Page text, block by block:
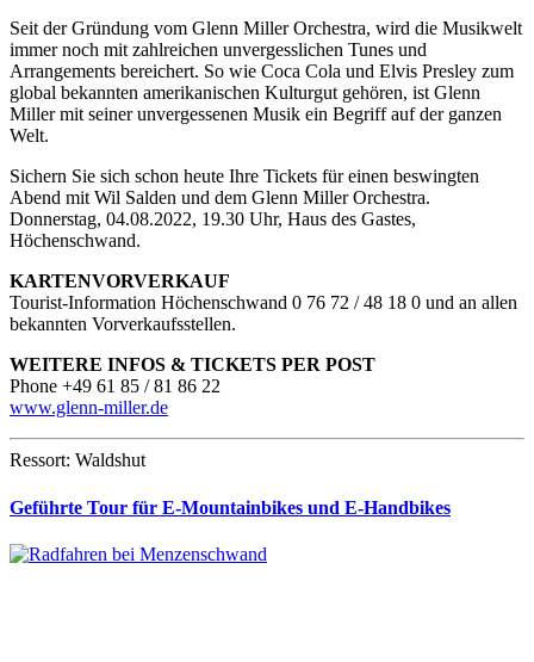
Seit der Gründung vom Glenn Miller Orchestra, wird die Musikwelt
immer noch mit zahlreichen unvergesslichen Tunes und
Arrangements bereichert. So wie Coca Cola und Elvis Presley zum
global bekannten amerikanischen Kulturgut gehören, ist Glenn
Miller mit seiner unvergessenen Musik ein Begriff auf der ganzen
Welt.
Sichern Sie sich schon heute Ihre Tickets für einen beswingten
Abend mit Wil Salden und dem Glenn Miller Orchestra.
Donnerstag, 04.08.2022, 19.30 Uhr, Haus des Gastes,
Höchenschwand.
KARTENVORVERKAUF
Tourist-Information Höchenschwand 0 76 72 / 48 18 0 und an allen
bekannten Vorverkaufsstellen.
WEITERE INFOS & TICKETS PER POST
Phone +49 61 85 / 81 86 22
www.glenn-miller.de
Ressort: Waldshut
Geführte Tour für E-Mountainbikes und E-Handbikes